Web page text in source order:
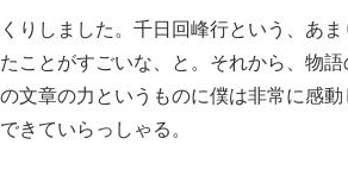
りしました。千日回峰行という、あ
ことがすごいな、と。それから、物
文章の力というものに僕は非常に感
きていらっしゃる。